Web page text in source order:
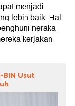
menjadi
lebih baik. Hal
neraka
kerjakan
BIN Usut